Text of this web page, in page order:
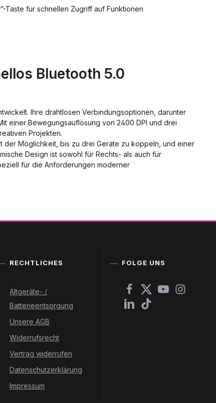
Taste für schnellen Zugriff auf Funktionen
Bluetooth 5.0
Ihre drahtlosen Verbindungsoptionen, darunter
einer Bewegungsauflösung von 2400 DPI und drei
Projekten.
der Möglichkeit, bis zu drei Geräte zu koppeln, und einer
Design ist sowohl für Rechts- als auch für
für die Anforderungen moderner
RECHTLICHES
Altgeräte- /
Batterieentsorgung
Unsere AGB
Widerrufsrecht
Vertrag widerrufen
Datenschutzerklärung
Impressum
FOLGE UNS